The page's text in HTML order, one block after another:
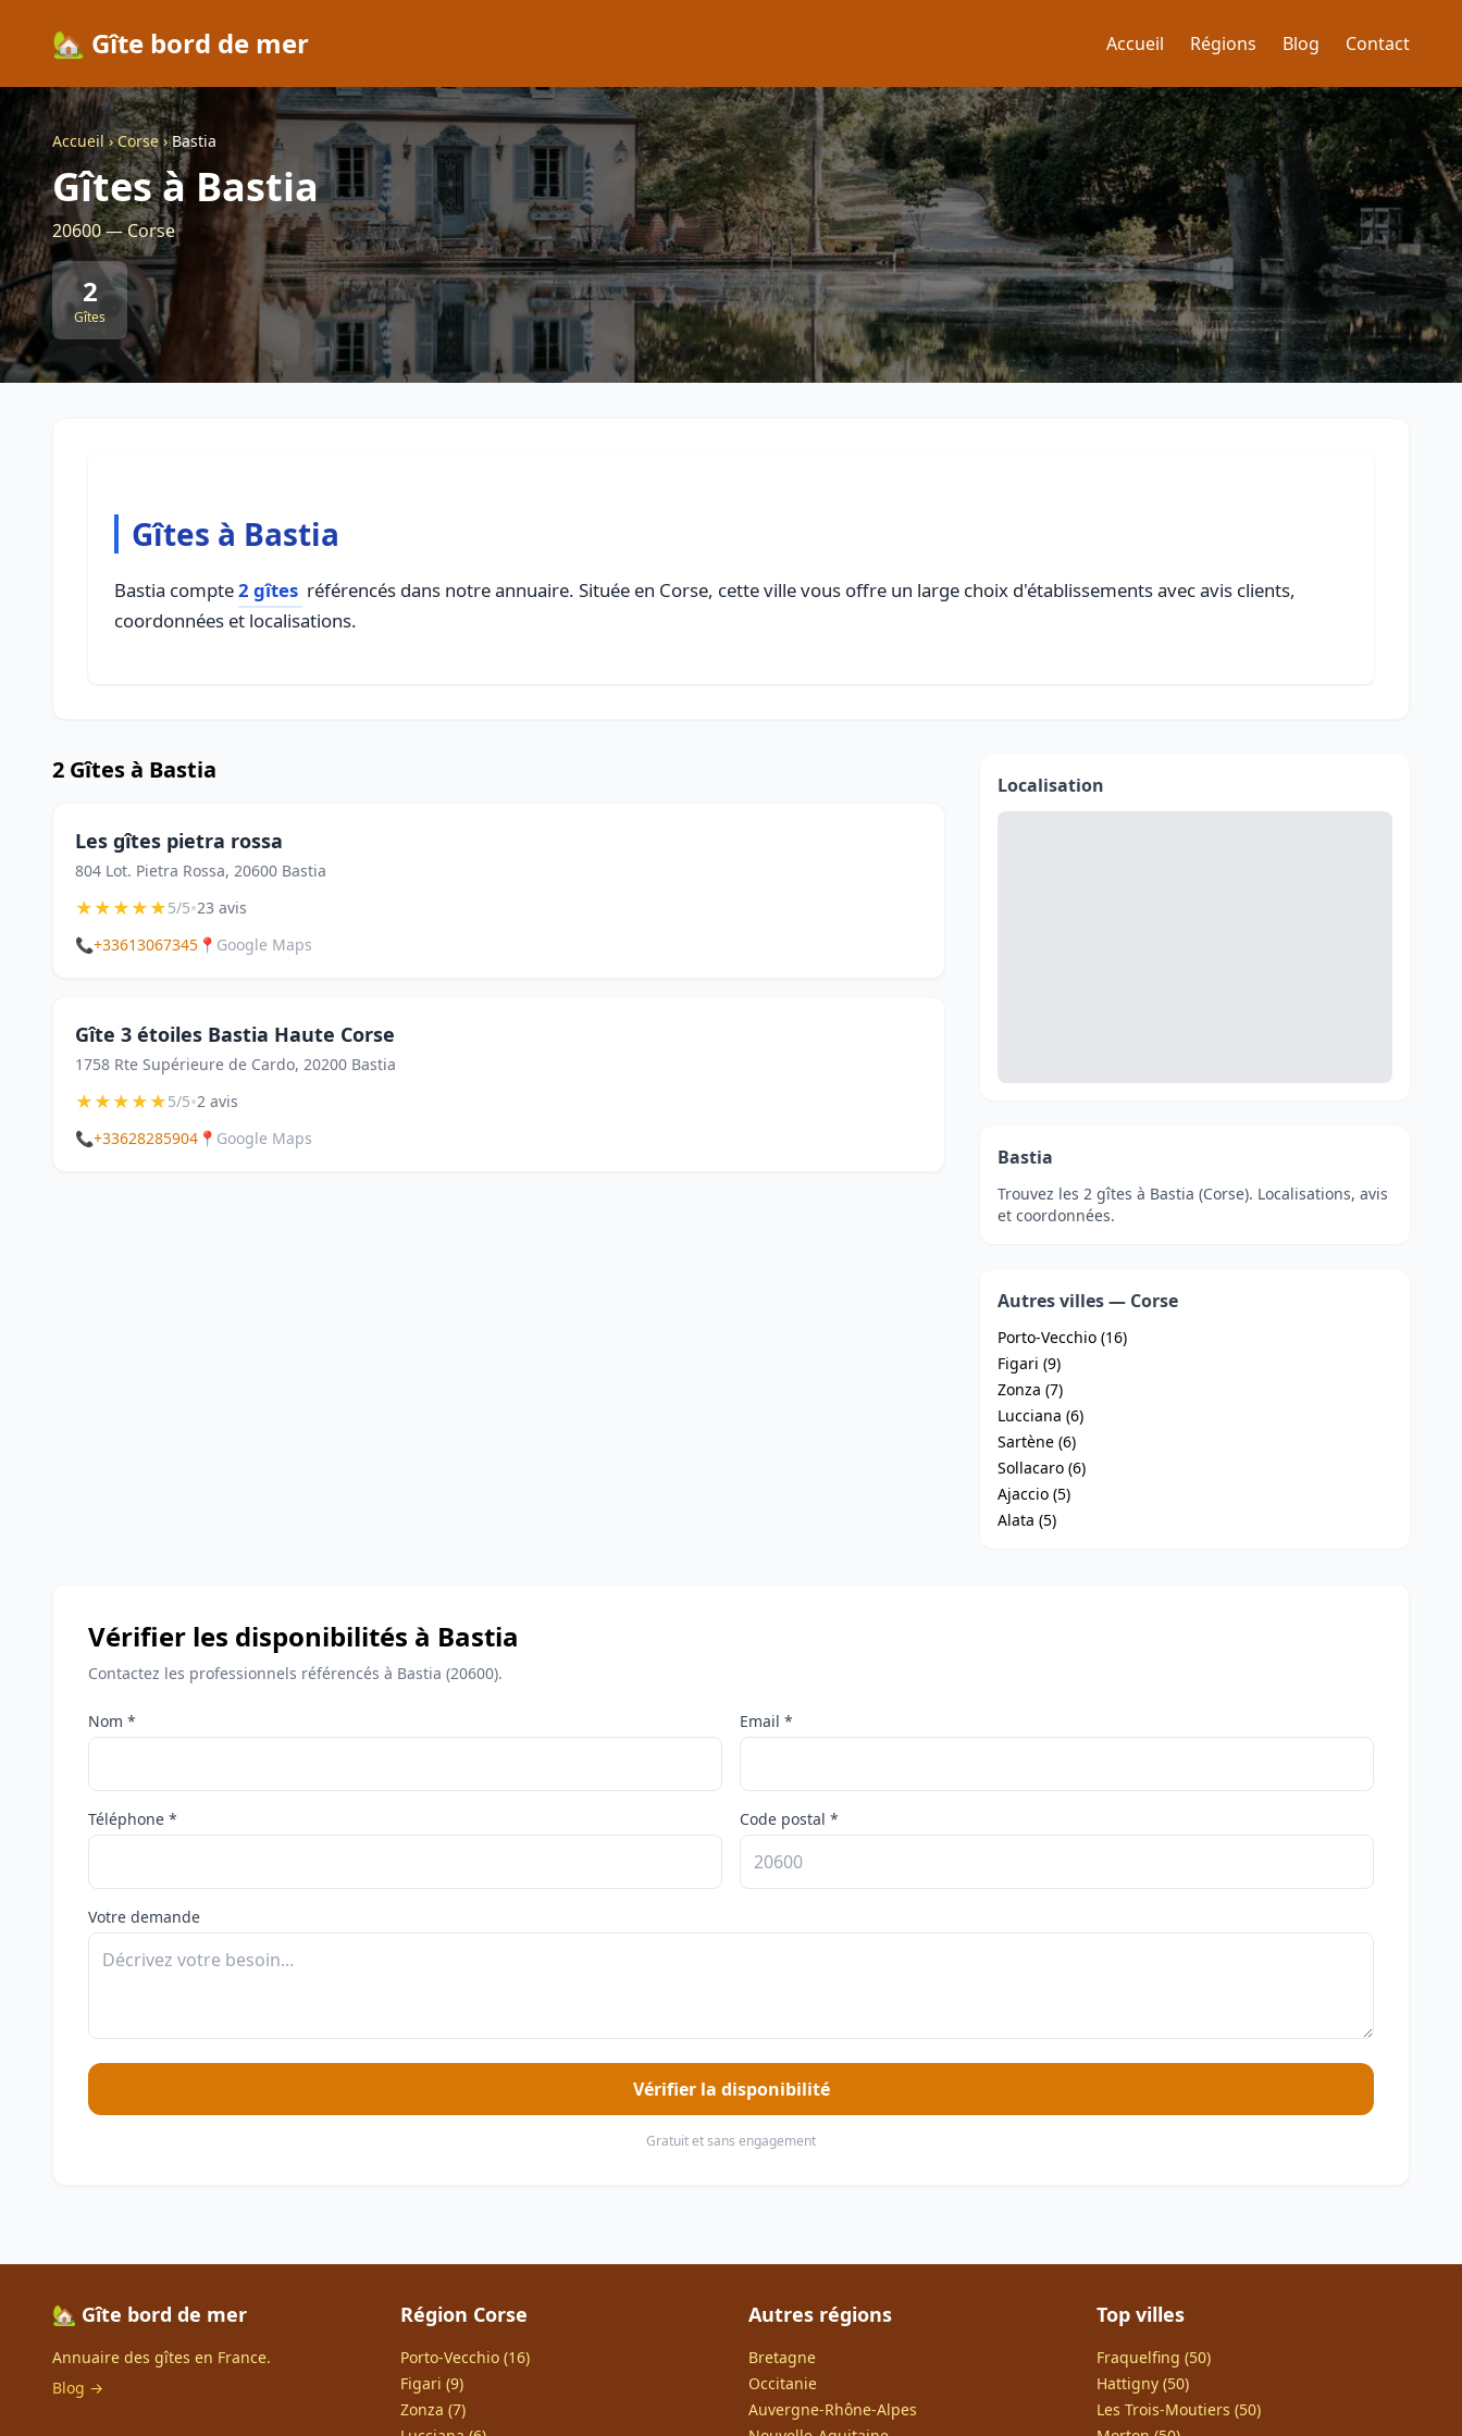
🏡 Gîte bord de mer Accueil Régions Blog Contact
Accueil›Corse›Bastia
Gîtes à Bastia
20600 — Corse
2
Gîtes
Gîtes à Bastia
Bastia compte2 gîtes référencés dans notre annuaire. Située en Corse, cette ville vous offre un large choix d'établissements avec avis clients,
coordonnées et localisations.
2 Gîtes à Bastia
Les gîtes pietra rossa
804 Lot. Pietra Rossa, 20600 Bastia
★★★★★5/5•23 avis
📞+33613067345 📍 Google Maps
Gîte 3 étoiles Bastia Haute Corse
1758 Rte Supérieure de Cardo, 20200 Bastia
★★★★★5/5•2 avis
📞+33628285904 📍 Google Maps
Localisation
Bastia
Trouvez les 2 gîtes à Bastia (Corse). Localisations, avis
et coordonnées.
Autres villes — Corse
Porto-Vecchio (16)
Figari (9)
Zonza (7)
Lucciana (6)
Sartène (6)
Sollacaro (6)
Ajaccio (5)
Alata (5)
Vérifier les disponibilités à Bastia
Contactez les professionnels référencés à Bastia (20600).
Nom * Email *
Téléphone * Code postal *
Votre demande
Vérifier la disponibilité
Gratuit et sans engagement
🏡 Gîte bord de mer
Annuaire des gîtes en France.
Blog →
Région Corse
Porto-Vecchio (16)
Figari (9)
Zonza (7)
Autres régions
Bretagne
Occitanie
Auvergne-Rhône-Alpes
Top villes
Fraquelfing (50)
Hattigny (50)
Les Trois-Moutiers (50)